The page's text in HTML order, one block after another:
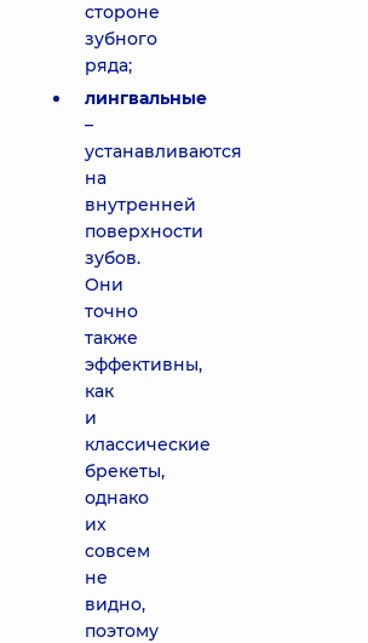
стороне
зубного
ряда;
лингвальные
–
устанавливаются
на
внутренней
поверхности
зубов.
Они
точно
также
эффективны,
как
и
классические
брекеты,
однако
их
совсем
не
видно,
поэтому